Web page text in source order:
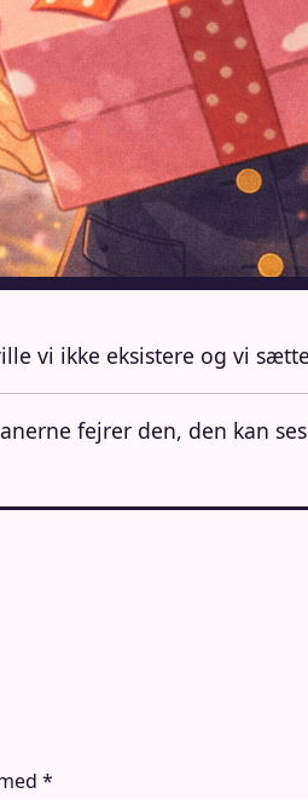
vi ikke eksistere og vi
fejrer den, den kan
*